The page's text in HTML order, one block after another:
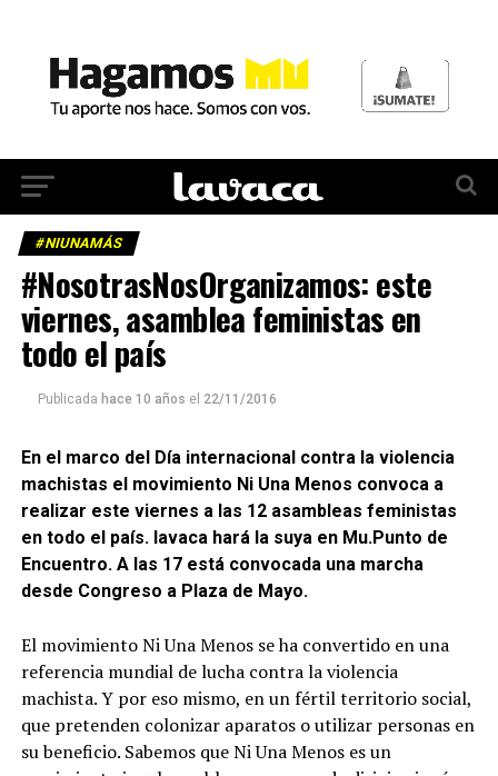
#NIUNAMÁS
#NosotrasNosOrganizamos: este
viernes, asamblea feministas en
todo el país
Publicada hace 10 años el 22/11/2016
En el marco del Día internacional contra la violencia
machistas el movimiento Ni Una Menos convoca a
realizar este viernes a las 12 asambleas feministas
en todo el país. lavaca hará la suya en Mu.Punto de
Encuentro. A las 17 está convocada una marcha
desde Congreso a Plaza de Mayo.
El movimiento Ni Una Menos se ha convertido en una
referencia mundial de lucha contra la violencia
machista. Y por eso mismo, en un fértil territorio social,
que pretenden colonizar aparatos o utilizar personas en
su beneficio. Sabemos que Ni Una Menos es un